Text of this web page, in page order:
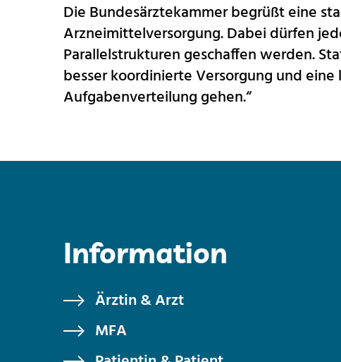
Die Bundesärztekammer begrüßt eine
Arzneimittelversorgung. Dabei dürfen
Parallelstrukturen geschaffen werden.
besser koordinierte Versorgung und
Aufgabenverteilung gehen.“
Information
Ärztin & Arzt
MFA